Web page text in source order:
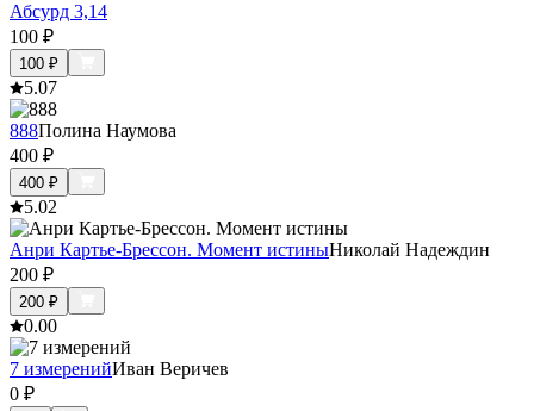
Абсурд 3,14
100 ₽
100 ₽
5.07
888Полина Наумова
400 ₽
400 ₽
5.02
Анри Картье-Брессон. Момент истиныНиколай Надеждин
200 ₽
200 ₽
0.00
7 измеренийИван Веричев
0 ₽